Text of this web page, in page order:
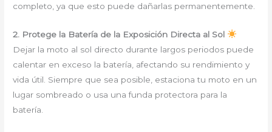
completo, ya que esto puede dañarlas permanentemente.
2. Protege la Batería de la Exposición Directa al Sol
Dejar la moto al sol directo durante largos periodos puede
calentar en exceso la batería, afectando su rendimiento y
vida útil. Siempre que sea posible, estaciona tu moto en un
lugar sombreado o usa una funda protectora para la
batería.